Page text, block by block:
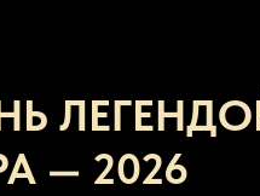
— 2026